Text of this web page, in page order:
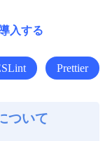
入する
Prettier
ついて